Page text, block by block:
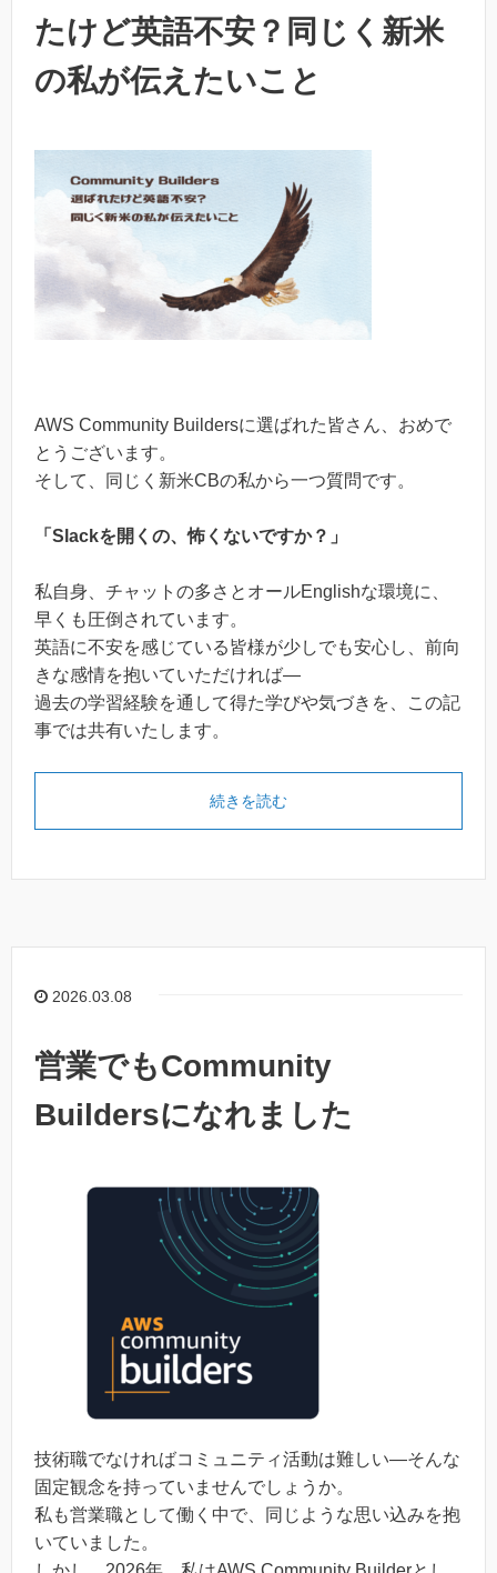
たけど英語不安？同じく新米
の私が伝えたいこと
AWS Community Buildersに選ばれた皆さん、おめで
とうございます。
そして、同じく新米CBの私から一つ質問です。
「Slackを開くの、怖くないですか？」
私自身、チャットの多さとオールEnglishな環境に、
早くも圧倒されています。
英語に不安を感じている皆様が少しでも安心し、前向
きな感情を抱いていただければ―
過去の学習経験を通して得た学びや気づきを、この記
事では共有いたします。
続きを読む
2026.03.08
営業でもCommunity
Buildersになれました
技術職でなければコミュニティ活動は難しい―そんな
固定観念を持っていませんでしょうか。
私も営業職として働く中で、同じような思い込みを抱
いていました。